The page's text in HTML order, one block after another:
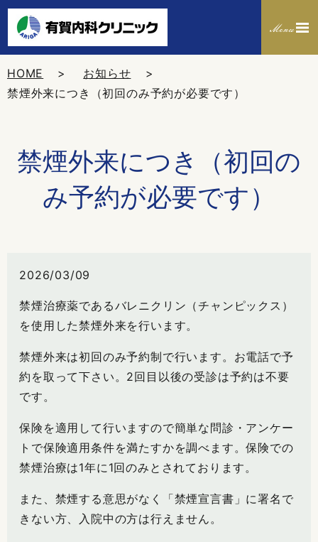
HOME
お知らせ
禁煙外来につき（初回のみ予約が必要です）
禁煙外来につき（初回の
み予約が必要です）
2026/03/09
禁煙治療薬であるバレニクリン（チャンピックス）
を使用した禁煙外来を行います。
禁煙外来は初回のみ予約制で行います。お電話で予
約を取って下さい。2回目以後の受診は予約は不要
です。
保険を適用して行いますので簡単な問診・アンケー
トで保険適用条件を満たすかを調べます。保険での
禁煙治療は1年に1回のみとされております。
また、禁煙する意思がなく「禁煙宣言書」に署名で
きない方、入院中の方は行えません。